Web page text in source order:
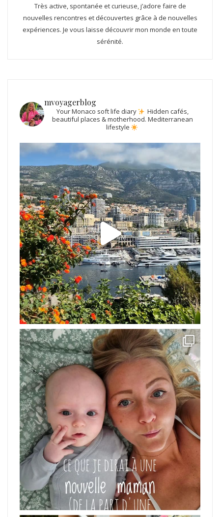
Très active, spontanée et curieuse, j’adore faire de
nouvelles rencontres et découvertes grâce à de nouvelles
expériences. Je vous laisse découvrir mon monde en toute
sérénité.
mvoyagerblog
Your Monaco soft life diary
Hidden cafés,
beautiful places & motherhood. Mediterranean
lifestyle